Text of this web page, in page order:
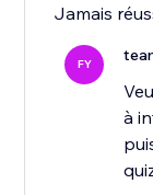
Jamais
FY
à